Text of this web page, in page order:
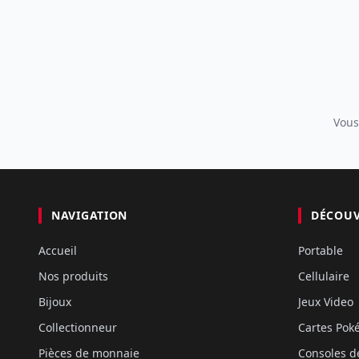
NAVIGATION
Accueil
Nos produits
Bijoux
Collectionneur
Pièces de monnaie
Portable
Cellulaire
Jeux Video
Cartes
Consoles